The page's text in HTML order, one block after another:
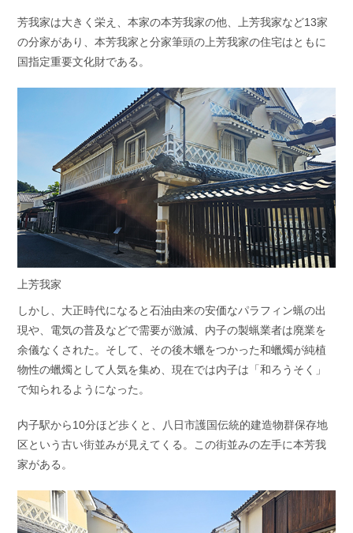
芳我家は大きく栄え、本家の本芳我家の他、上芳我家など13家
の分家があり、本芳我家と分家筆頭の上芳我家の住宅はともに
国指定重要文化財である。
上芳我家
しかし、大正時代になると石油由来の安価なパラフィン蝋の出
現や、電気の普及などで需要が激減、内子の製蝋業者は廃業を
余儀なくされた。そして、その後木蠟をつかった和蠟燭が純植
物性の蠟燭として人気を集め、現在では内子は「和ろうそく」
で知られるようになった。
内子駅から10分ほど歩くと、八日市護国伝統的建造物群保存地
区という古い街並みが見えてくる。この街並みの左手に本芳我
家がある。